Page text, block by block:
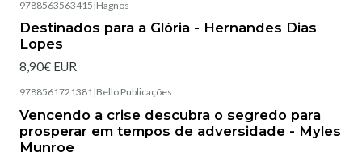
9788563563415 |Hagnos
Destinados para a Glória - Hernandes Dias
Lopes
8,90€ EUR
9788561721381|Bello Publicações
Vencendo a crise descubra o segredo para
prosperar em tempos de adversidade - Myles
Munroe